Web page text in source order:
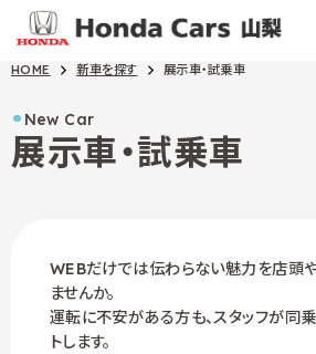
HOME 新車を探す 展示車・試乗車
New Car
展示車・試乗車
WEBだけでは伝わらない魅力を店頭
ませんか。
運転に不安がある方も、スタッフが同
トします。